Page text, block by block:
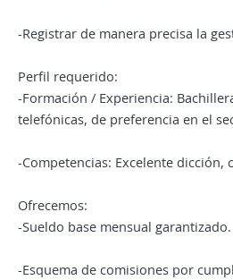
-Registrar de manera precisa la
Perfil requerido:
-Formación / Experiencia:
telefónicas, de preferencia en el
-Competencias: Excelente
Ofrecemos:
-Sueldo base mensual garantizado.
-Esquema de comisiones por